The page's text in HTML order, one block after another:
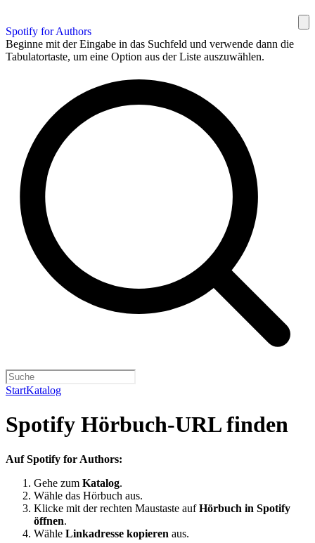
Spotify for Authors
Beginne mit der Eingabe in das Suchfeld und verwende dann die
Tabulatortaste, um eine Option aus der Liste auszuwählen.
StartKatalog
Spotify Hörbuch-URL finden
Auf Spotify for Authors:
Gehe zum Katalog.
Wähle das Hörbuch aus.
Klicke mit der rechten Maustaste aufHörbuch in Spotify
öffnen.
Wähle Linkadresse kopieren aus.